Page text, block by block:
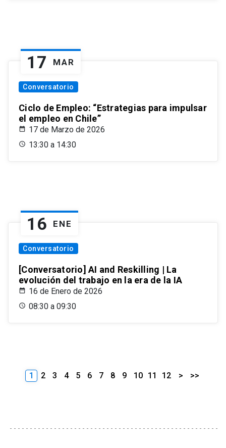
17 MAR
Conversatorio
Ciclo de Empleo: “Estrategias para impulsar
el empleo en Chile”
17 de Marzo de 2026
13:30 a 14:30
16 ENE
Conversatorio
[Conversatorio] AI and Reskilling | La
evolución del trabajo en la era de la IA
16 de Enero de 2026
08:30 a 09:30
1 2 3 4 5 6 7 8 9 10 11 12 > >>